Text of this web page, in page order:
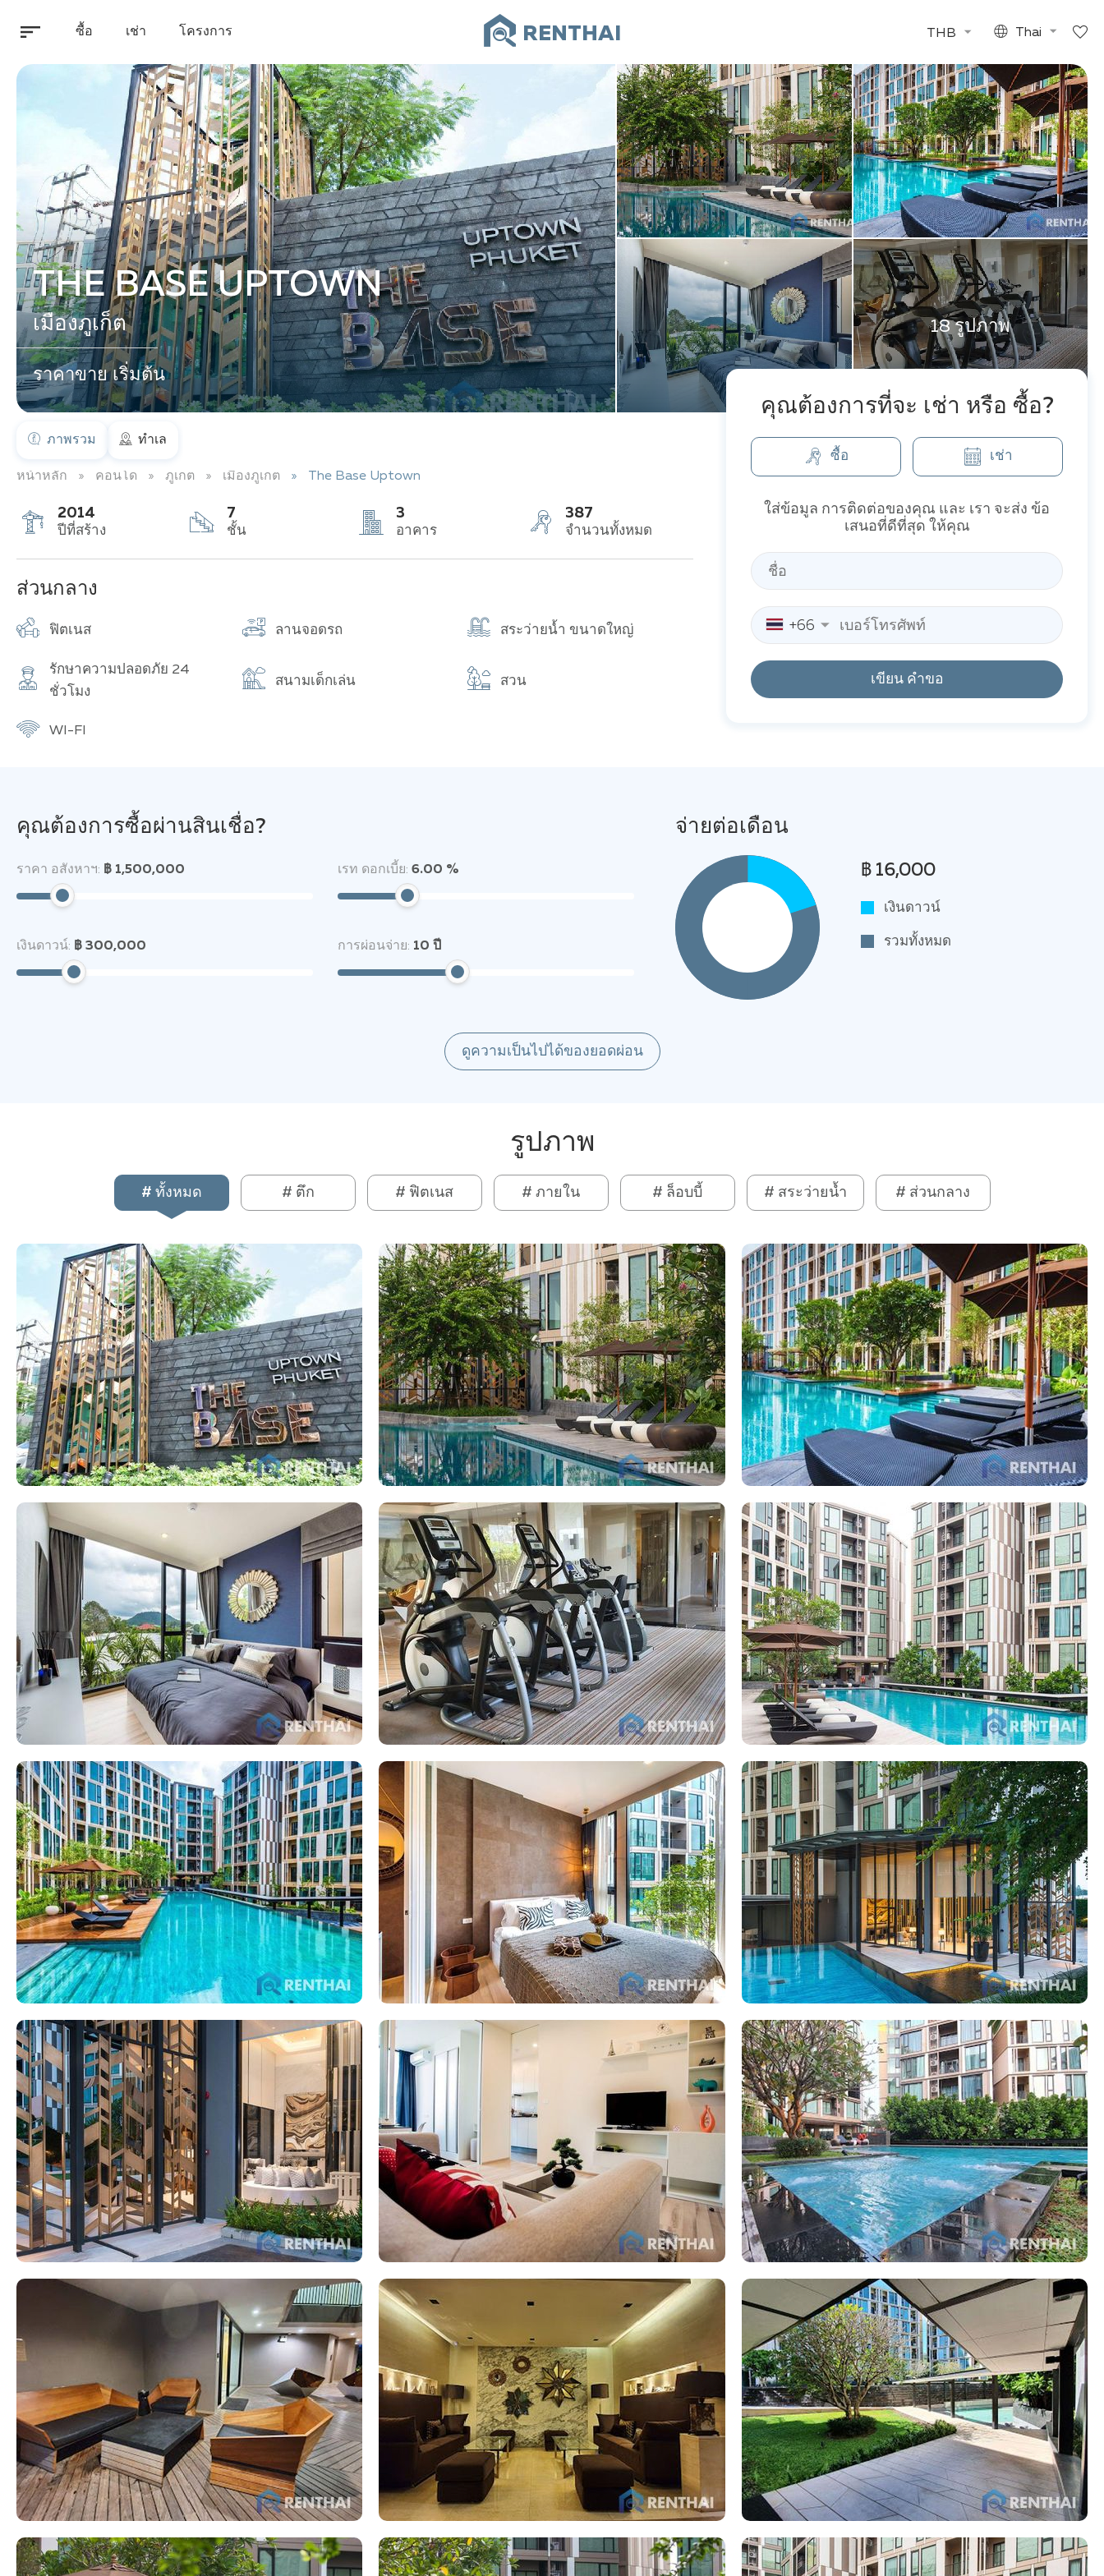
ซื้อ เช่า โครงการ RENTHAI THB Thai
18 รูปภาพ
THE BASE UPTOWN
เมืองภูเก็ต
ราคาขาย เริ่มต้น
ภาพรวม ทำเล
หน้าหลัก คอนโด ภูเก็ต เมืองภูเก็ต The Base Uptown
2014
ปีที่สร้าง
7
ชั้น
3
อาคาร
387
จำนวนทั้งหมด
ส่วนกลาง
ฟิตเนส ลานจอดรถ สระว่ายน้ำ ขนาดใหญ่
รักษาความปลอดภัย 24
ชั่วโมง
สนามเด็กเล่น สวน
WI-FI
คุณต้องการที่จะ เช่า หรือ ซื้อ?
ซื้อ เช่า
ใส่ข้อมูล การติดต่อของคุณ และ เรา จะส่ง ข้อ
เสนอที่ดีที่สุด ให้คุณ
+66
เขียน คำขอ
คุณต้องการซื้อผ่านสินเชื่อ?
ราคา อสังหาฯ: ฿ 1,500,000 เรท ดอกเบี้ย:6.00 %
เงินดาวน์: ฿ 300,000 การผ่อนจ่าย: 10 ปี
จ่ายต่อเดือน
฿ 16,000
เงินดาวน์
รวมทั้งหมด
ดูความเป็นไปได้ของยอดผ่อน
รูปภาพ
# ทั้งหมด # ตึก # ฟิตเนส # ภายใน # ล็อบบี้ # สระว่ายน้ำ # ส่วนกลาง